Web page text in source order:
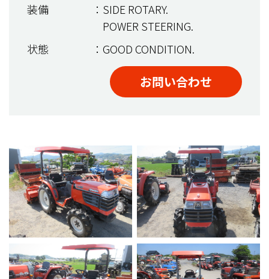
装備
：SIDE ROTARY.
POWER STEERING.
状態
：GOOD CONDITION.
お問い合わせ